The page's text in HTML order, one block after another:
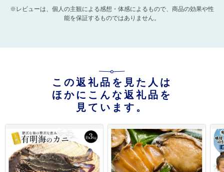
※レビューは、個人の主観による感想・体感によるもので、商品の効果や性
能を保証するものではありません。
この返礼品を見た人は
ほかにこんな返礼品を
見ています。